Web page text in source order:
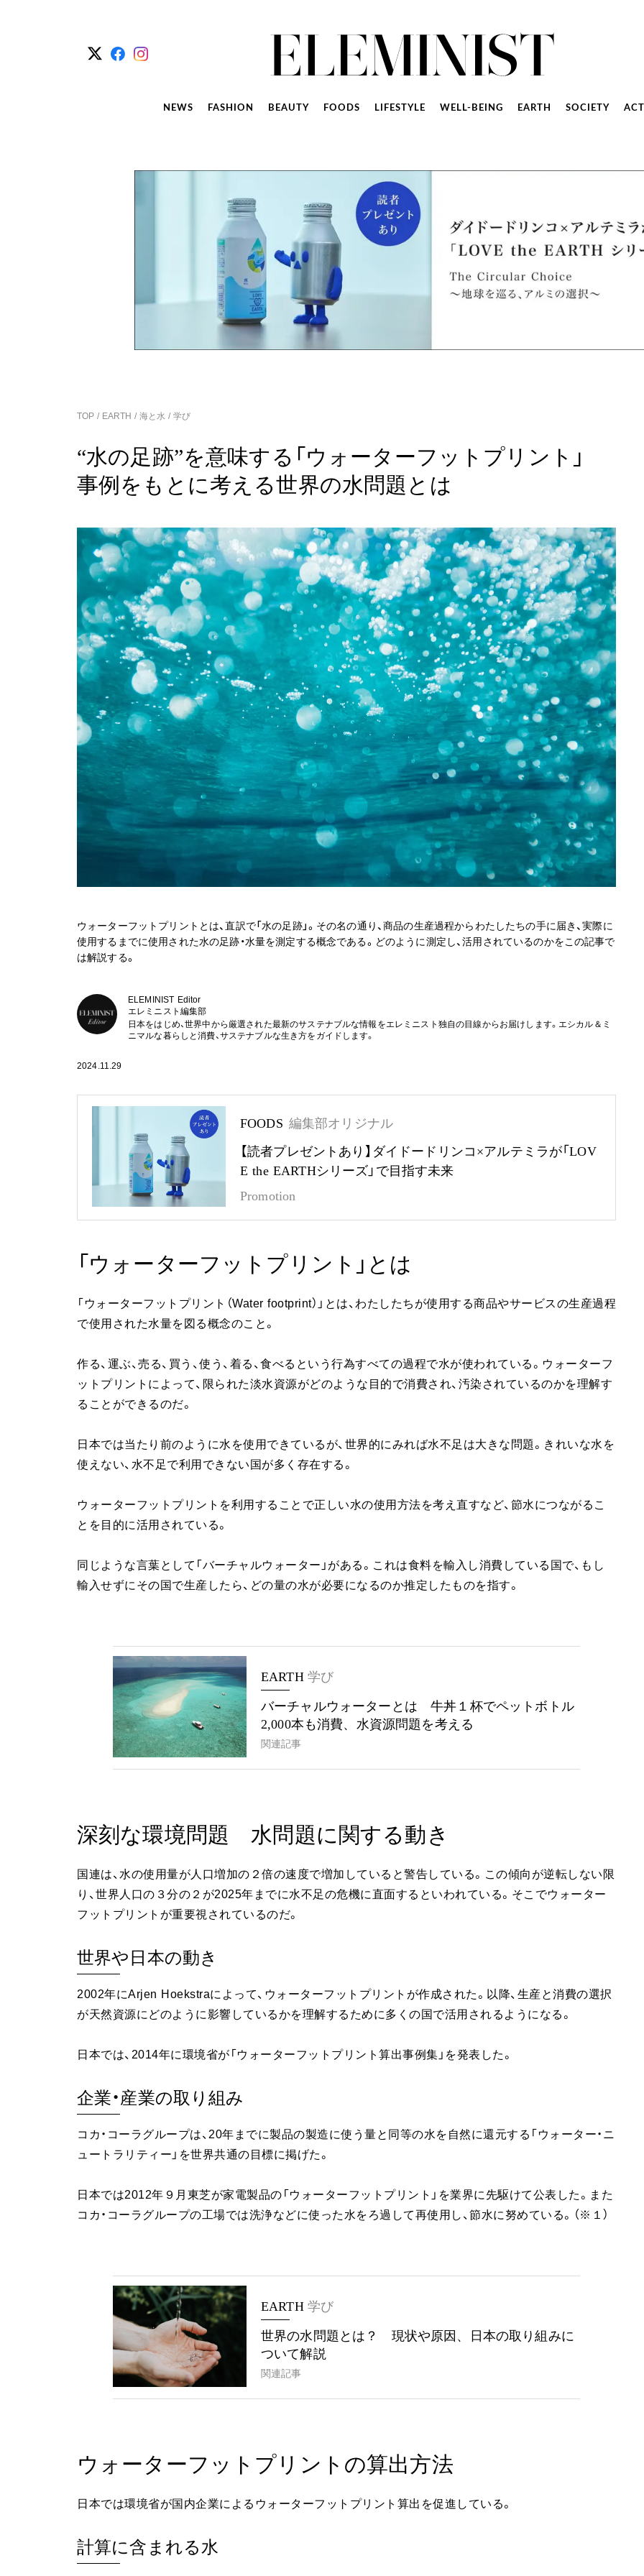
NEWS FASHION BEAUTY FOODS LIFESTYLE WELL-BEING EARTH SOCIETY
TOP EARTH 海と水 学び
“水の足跡”を意味する「ウォーターフットプリント」
事例をもとに考える世界の水問題とは
ウォーターフットプリントとは、直訳で「水の足跡」。その名の通り、商品の生産過程からわたしたちの手に届き、実際に
使用するまでに使用された水の足跡・水量を測定する概念である。どのように測定し、活用されているのかをこの記事で
は解説する。
ELEMINIST Editor
エレミニスト編集部
日本をはじめ、世界中から厳選された最新のサステナブルな情報をエレミニスト独自の目線からお届けします。エシカル＆ミ
ニマルな暮らしと消費、サステナブルな生き方をガイドします。
2024.11.29
FOODS 編集部オリジナル
【読者プレゼントあり】ダイドードリンコ×アルテミラが「LOV
E the EARTHシリーズ」で目指す未来
Promotion
「ウォーターフットプリント」とは
「ウォーターフットプリント（Water footprint）」とは、わたしたちが使用する商品やサービスの生産過程
で使用された水量を図る概念のこと。
作る、運ぶ、売る、買う、使う、着る、食べるという行為すべての過程で水が使われている。ウォーターフ
ットプリントによって、限られた淡水資源がどのような目的で消費され、汚染されているのかを理解す
ることができるのだ。
日本では当たり前のように水を使用できているが、世界的にみれば水不足は大きな問題。きれいな水を
使えない、水不足で利用できない国が多く存在する。
ウォーターフットプリントを利用することで正しい水の使用方法を考え直すなど、節水につながるこ
とを目的に活用されている。
同じような言葉として「バーチャルウォーター」がある。これは食料を輸入し消費している国で、もし
輸入せずにその国で生産したら、どの量の水が必要になるのか推定したものを指す。
EARTH 学び
バーチャルウォーターとは 牛丼１杯でペットボトル
2,000本も消費、水資源問題を考える
関連記事
深刻な環境問題 水問題に関する動き
国連は、水の使用量が人口増加の２倍の速度で増加していると警告している。この傾向が逆転しない限
り、世界人口の３分の２が2025年までに水不足の危機に直面するといわれている。そこでウォーター
フットプリントが重要視されているのだ。
世界や日本の動き
2002年にArjen Hoekstraによって、ウォーターフットプリントが作成された。以降、生産と消費の選択
が天然資源にどのように影響しているかを理解するために多くの国で活用されるようになる。
日本では、2014年に環境省が「ウォーターフットプリント算出事例集」を発表した。
企業・産業の取り組み
コカ・コーラグループは、20年までに製品の製造に使う量と同等の水を自然に還元する「ウォーター・ニ
ュートラリティー」を世界共通の目標に掲げた。
日本では2012年９月東芝が家電製品の「ウォーターフットプリント」を業界に先駆けて公表した。また
コカ・コーラグループの工場では洗浄などに使った水をろ過して再使用し、節水に努めている。（※１）
EARTH 学び
世界の水問題とは？ 現状や原因、日本の取り組みに
ついて解説
関連記事
ウォーターフットプリントの算出方法
日本では環境省が国内企業によるウォーターフットプリント算出を促進している。
計算に含まれる水